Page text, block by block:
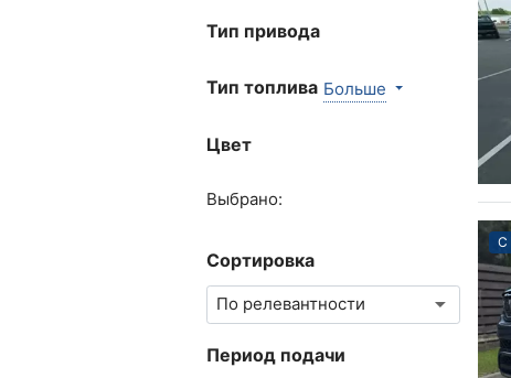
Тип привода
Тип топлива Больше
Цвет
Выбрано:
Сортировка
Период подачи
С